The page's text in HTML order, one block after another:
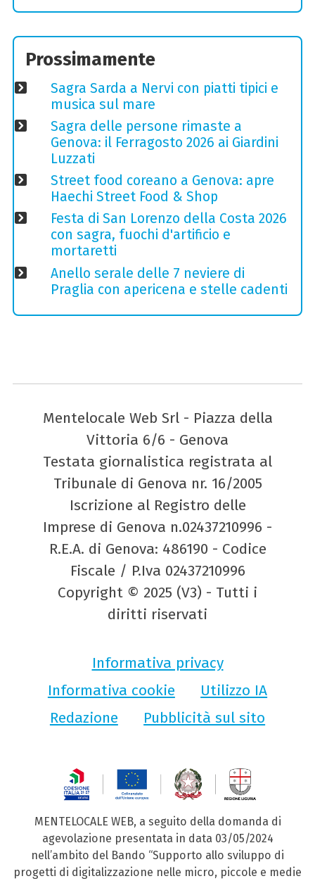
Prossimamente
Sagra Sarda a Nervi con piatti tipici e
musica sul mare
Sagra delle persone rimaste a
Genova: il Ferragosto 2026 ai Giardini
Luzzati
Street food coreano a Genova: apre
Haechi Street Food & Shop
Festa di San Lorenzo della Costa 2026
con sagra, fuochi d'artificio e
mortaretti
Anello serale delle 7 neviere di
Praglia con apericena e stelle cadenti
Mentelocale Web Srl - Piazza della
Vittoria 6/6 - Genova
Testata giornalistica registrata al
Tribunale di Genova nr. 16/2005
Iscrizione al Registro delle
Imprese di Genova n.02437210996 -
R.E.A. di Genova: 486190 - Codice
Fiscale / P.Iva 02437210996
Copyright © 2025 (V3) - Tutti i
diritti riservati
Informativa privacy
Informativa cookie
Utilizzo IA
Redazione
Pubblicità sul sito
MENTELOCALE WEB, a seguito della domanda di
agevolazione presentata in data 03/05/2024
nell’ambito del Bando “Supporto allo sviluppo di
progetti di digitalizzazione nelle micro, piccole e medie